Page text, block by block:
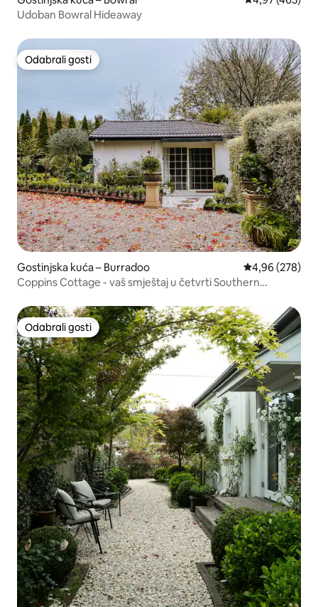
Udoban Bowral Hideaway
Odabrali gosti
Odabrali gosti
Gostinjska kuća – Burradoo Prosječna
4,96 (278)
Coppins Cottage - vaš smještaj u četvrti Southern
Odabrali gosti
Odabrali gosti